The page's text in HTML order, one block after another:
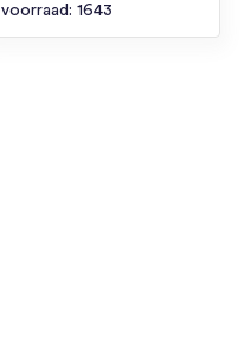
voorraad: 1643